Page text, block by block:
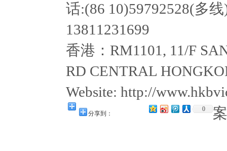
话:(86 10)59792528(多
13811231699
香港：RM1101, 11/F
RD CENTRAL
Website: http://
分享到：
0